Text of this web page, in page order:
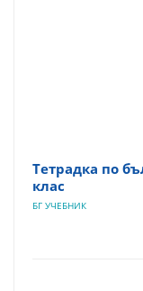
Тетрадка по
клас
БГ УЧЕБНИК